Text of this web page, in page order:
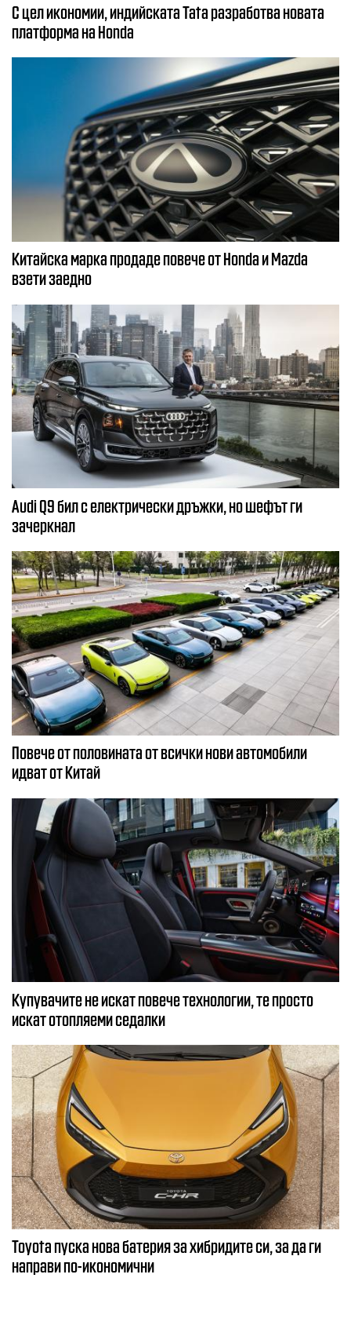
С цел икономии, индийската Tata разработва новата
платформа на Honda
Китайска марка продаде повече от Honda и Mazda
взети заедно
Audi Q9 бил с електрически дръжки, но шефът ги
зачеркнал
Повече от половината от всички нови автомобили
идват от Китай
Купувачите не искат повече технологии, те просто
искат отопляеми седалки
Toyota пуска нова батерия за хибридите си, за да ги
направи по-икономични